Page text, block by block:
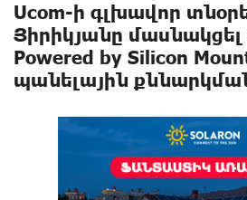
Ucom-ի գլխավոր
Յիրիկյանը մասնակցել
Powered by Silicon
պանելային